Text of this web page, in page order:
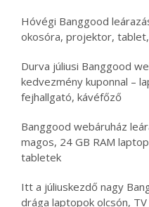
Hóvégi Banggood
okosóra, projektor,
Durva júliusi Banggood
kedvezmény kuponnal –
fejhallgató, kávéfőző
Banggood webáruház
magos, 24 GB RAM
tabletek
Itt a júliuskezdő nagy
drága laptopok olcsón,